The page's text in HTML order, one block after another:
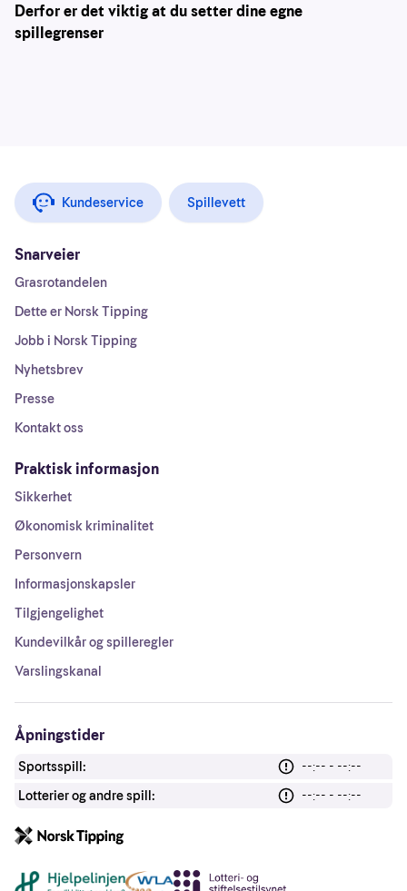
Derfor er det viktig at du setter dine egne
spillegrenser
Kundeservice Spillevett
Snarveier
Grasrotandelen
Dette er Norsk Tipping
Jobb i Norsk Tipping
Nyhetsbrev
Presse
Kontakt oss
Praktisk informasjon
Sikkerhet
Økonomisk kriminalitet
Personvern
Informasjonskapsler
Tilgjengelighet
Kundevilkår og spilleregler
Varslingskanal
Åpningstider
Sportsspill:
--:-- - --:--
Lotterier og andre spill:
--:-- - --:--
Andre lenker